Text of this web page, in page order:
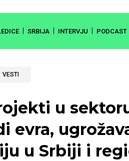
SRBIJA INTERVJU PODCAST
VESTI
u
evra,
u Srbiji i